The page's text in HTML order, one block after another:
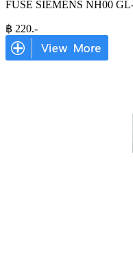
FUSE SIEMENS NH00
฿ 220.-